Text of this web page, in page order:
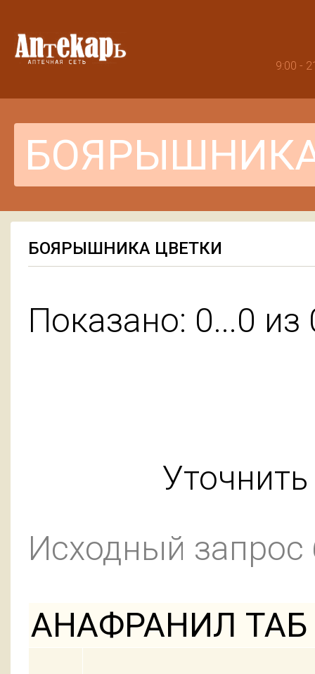
9:00 -
БОЯРЫШНИКА ЦВЕТКИ
Показано: 0...0 из
Исходный
АНАФРАНИЛ ТАБ